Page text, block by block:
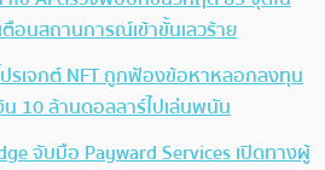
อนสถานการณ์เข้าขั้นเลวร้าย
รเจกต์ NFT ถูกฟ้องข้อหาหลอกลงทุน
น 10 ล้านดอลลาร์ไปเล่นพนัน
จับมือ Payward Services เปิดทางผู้